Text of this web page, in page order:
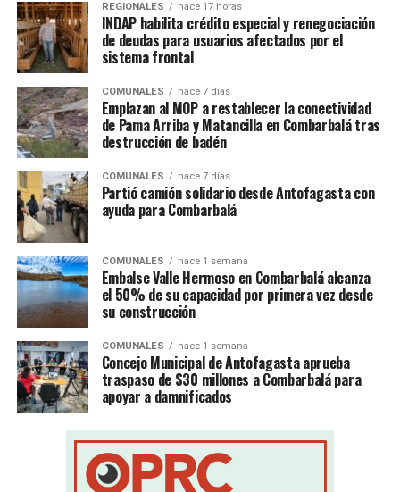
REGIONALES hace 17 horas
INDAP habilita crédito especial y renegociación
de deudas para usuarios afectados por el
sistema frontal
COMUNALES hace 7 días
Emplazan al MOP a restablecer la conectividad
de Pama Arriba y Matancilla en Combarbalá tras
destrucción de badén
COMUNALES hace 7 días
Partió camión solidario desde Antofagasta con
ayuda para Combarbalá
COMUNALES hace 1 semana
Embalse Valle Hermoso en Combarbalá alcanza
el 50% de su capacidad por primera vez desde
su construcción
COMUNALES hace 1 semana
Concejo Municipal de Antofagasta aprueba
traspaso de $30 millones a Combarbalá para
apoyar a damnificados